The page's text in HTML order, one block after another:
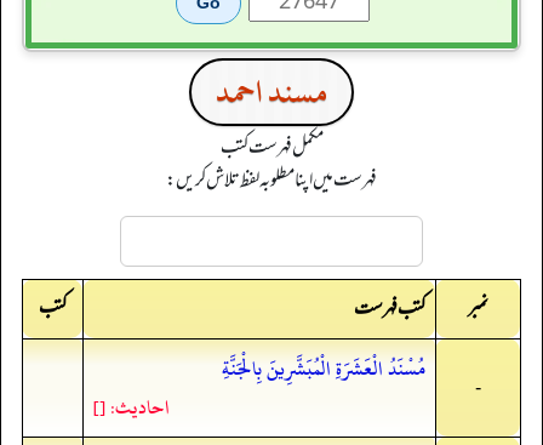
مسند احمد
مکمل فہرست کتب
فہرست میں اپنا مطلوبہ لفظ تلاش کریں:
نمبر کتب فہرست کتب
-
مُسْنَدُ الْعَشَرَةِ الْمُبَشَّرِينَ بِالْجَنَّةِ
احادیث: []